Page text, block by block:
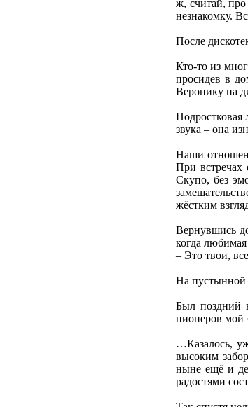
ж, считай,
незнакомку.
После
Кто-то из
просидев в
Веронику на
Подростковая
звука – она
Наши
При встречах
Скупо, без
жёстким
Вернувшись
когда
– Это твои,
На пустынной
Был поздний
пионеров мой
…Казалось,
высоким
ныне ещё и
радостями